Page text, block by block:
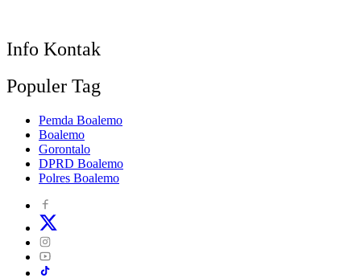
Info Kontak
Populer Tag
Pemda Boalemo
Boalemo
Gorontalo
DPRD Boalemo
Polres Boalemo